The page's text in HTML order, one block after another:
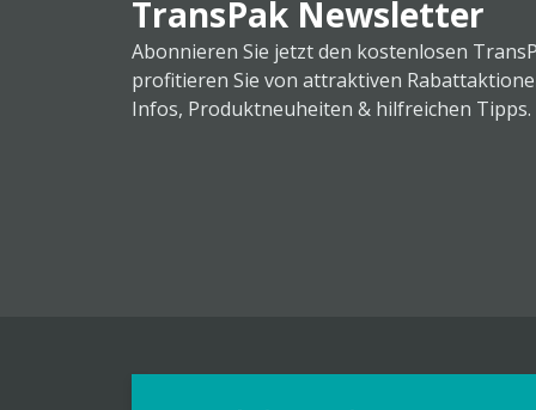
TransPak Newsletter
Abonnieren Sie jetzt den kostenlosen
profitieren Sie von attraktiven
Infos, Produktneuheiten & hilfreichen Tipps.